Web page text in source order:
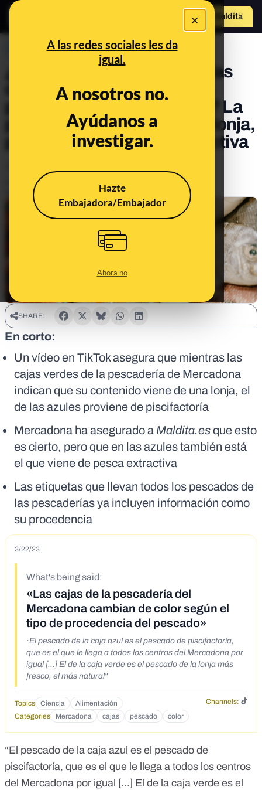
×
A las redes sociales les da
igual.
A nosotros no.
Ayúdanos a
investigar.
Hazte
Embajadora/Embajador
Ahora no
Hazte Maldito
PREBUNKING
¿Qué diferencia hay entre las
cajas verdes y azules de la
pescadería de Mercadona? La
procedencia del pescado: lonja,
piscifactoría o pesca extractiva
Publicado el
Actualizado el
Oct 6, 2023, 12:58:00 PM
SHARE:
En corto:
Un vídeo en TikTok asegura que mientras las
cajas verdes de la pescadería de Mercadona
indican que su contenido viene de una lonja, el
de las azules proviene de piscifactoría
Mercadona ha asegurado a Maldita.esque esto
es cierto, pero que en las azules también está
el que viene de pesca extractiva
Las etiquetas que llevan todos los pescados de
las pescaderías ya incluyen información como
su procedencia
3/22/23
What's being said:
«Las cajas de la pescadería del
Mercadona cambian de color según el
tipo de procedencia del pescado»
·El pescado de la caja azul es el pescado de piscifactoría,
que es el que le llega a todos los centros del Mercadona por
igual [...] El de la caja verde es el pescado de la lonja más
fresco, el más natural"
Topics Ciencia Alimentación
Channels:
Categories
Mercadona cajas pescado color
“El pescado de la caja azul es el pescado de
piscifactoría, que es el que le llega a todos los centros
del Mercadona por igual [...] El de la caja verde es el